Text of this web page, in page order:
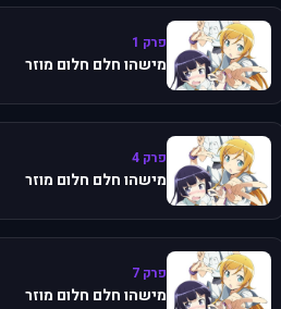
פרק 1
מישהו חלם חלום מוזר
פרק 4
מישהו חלם חלום מוזר
פרק 7
מישהו חלם חלום מוזר